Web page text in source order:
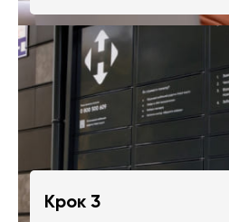
Крок 3